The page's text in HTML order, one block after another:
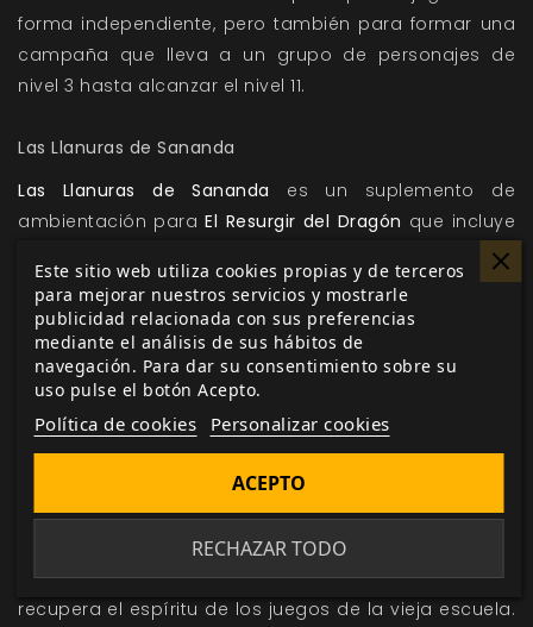
forma independiente, pero también para formar una
campaña que lleva a un grupo de personajes de
nivel 3 hasta alcanzar el nivel 11.
Las Llanuras de Sananda
Las Llanuras de Sananda es un suplemento de
ambientación para El Resurgir del Dragón que incluye
todo lo necesario para dirigir tus aventuras en la
Llanura Interminable, la Fronda de Centauria y la
ciudad de Oredanes entre muchos otros lugares.
La Ciudad de Vindusan
La Ciudad de Vindusan
ambientación para El Resurgir del Dragón
reino de los elfos Banjora.
Labyrinth Lordes un juego de rol de fantasía que
recupera el espíritu de los juegos de la vieja escuela.
Este sitio web utiliza cookies propias y de terceros
para mejorar nuestros servicios y mostrarle
publicidad relacionada con sus preferencias
mediante el análisis de sus hábitos de
navegación. Para dar su consentimiento sobre su
uso pulse el botón Acepto.
Política de cookies Personalizar cookies
RECHAZAR TODO
ACEPTO